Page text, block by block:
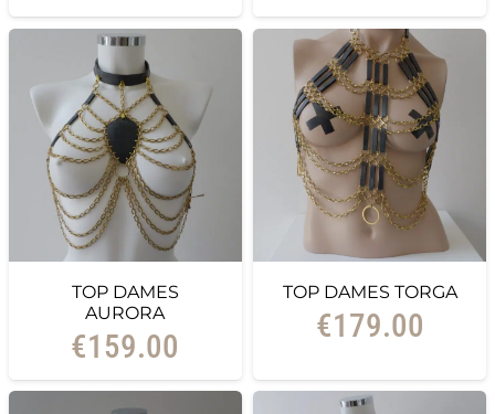
TOP DAMES
AURORA
€159.00
TOP DAMES TORGA
€179.00